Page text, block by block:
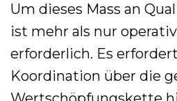
Um dieses Mass an
ist mehr als nur
erforderlich. Es
Koordination über die